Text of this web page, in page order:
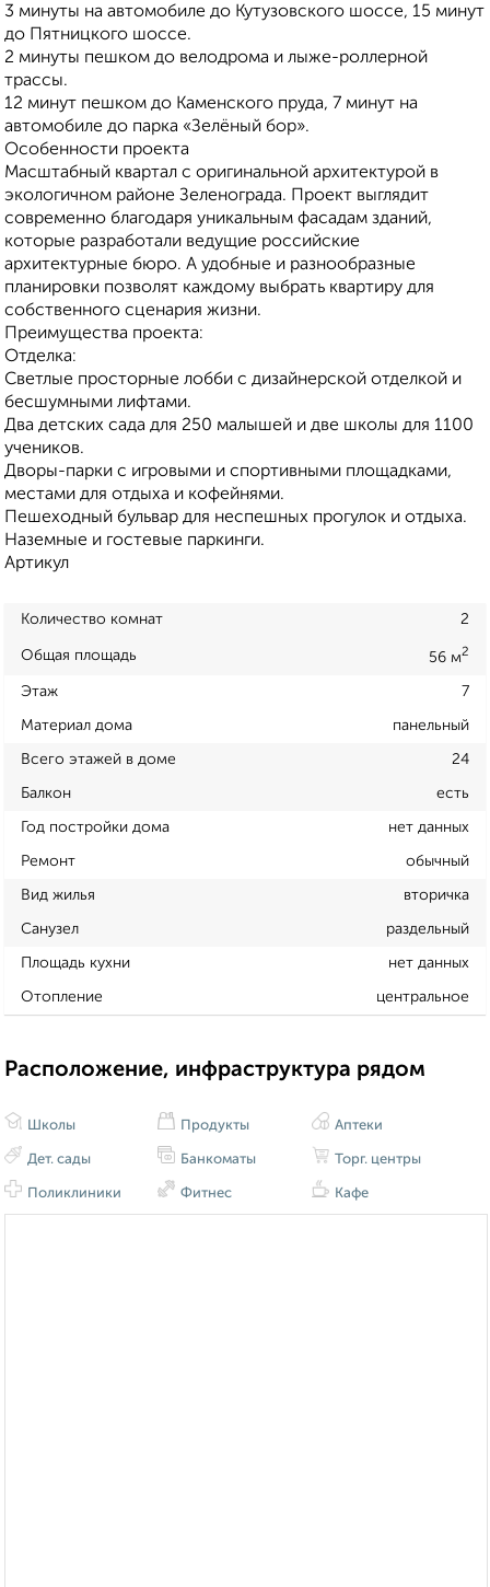
3 минуты на автомобиле до Кутузовского шоссе, 15 минут
до Пятницкого шоссе.
2 минуты пешком до велодрома и лыже-роллерной
трассы.
12 минут пешком до Каменского пруда, 7 минут на
автомобиле до парка «Зелёный бор».
Особенности проекта
Масштабный квартал с оригинальной архитектурой в
экологичном районе Зеленограда. Проект выглядит
современно благодаря уникальным фасадам зданий,
которые разработали ведущие российские
архитектурные бюро. А удобные и разнообразные
планировки позволят каждому выбрать квартиру для
собственного сценария жизни.
Преимущества проекта:
Отделка:
Светлые просторные лобби с дизайнерской отделкой и
бесшумными лифтами.
Два детских сада для 250 малышей и две школы для 1100
учеников.
Дворы-парки с игровыми и спортивными площадками,
местами для отдыха и кофейнями.
Пешеходный бульвар для неспешных прогулок и отдыха.
Наземные и гостевые паркинги.
Артикул
Количество комнат 2
Общая площадь 56 м2
Этаж 7
Материал дома панельный
Всего этажей в доме 24
Балкон есть
Год постройки дома нет данных
Ремонт обычный
Вид жилья вторичка
Санузел раздельный
Площадь кухни нет данных
Отопление центральное
Расположение, инфраструктура рядом
Школы
Дет. сады
Поликлиники
Продукты
Банкоматы
Фитнес
Аптеки
Торг. центры
Кафе